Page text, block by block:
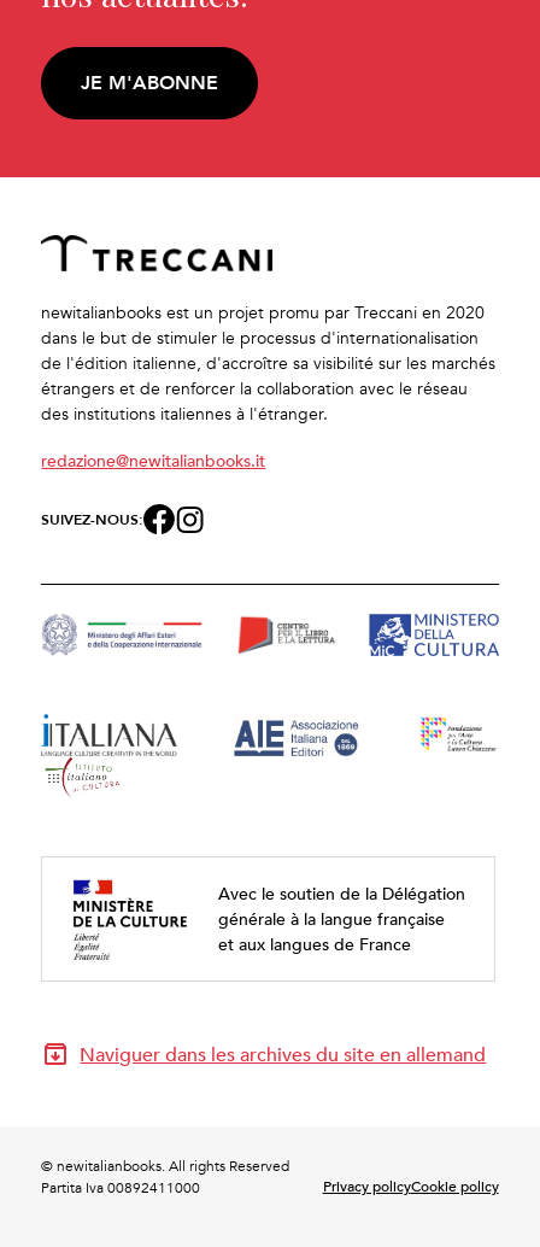
JE M'ABONNE
newitalianbooks est un projet promu par Treccani en 2020
dans le but de stimuler le processus d'internationalisation
de l'édition italienne, d'accroître sa visibilité sur les marchés
étrangers et de renforcer la collaboration avec le réseau
des institutions italiennes à l'étranger.
redazione@newitalianbooks.it
SUIVEZ-NOUS:
Avec le soutien de la Délégation
générale à la langue française
et aux langues de France
Naviguer dans les archives du site en allemand
© newitalianbooks. All rights Reserved
Partita Iva 00892411000
Privacy policyCookie policy